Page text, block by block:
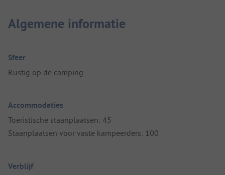
Algemene informatie
Sfeer
Rustig op de camping
Accommodaties
Toeristische staanplaatsen: 45
Staanplaatsen voor vaste kampeerders: 100
Verblijf